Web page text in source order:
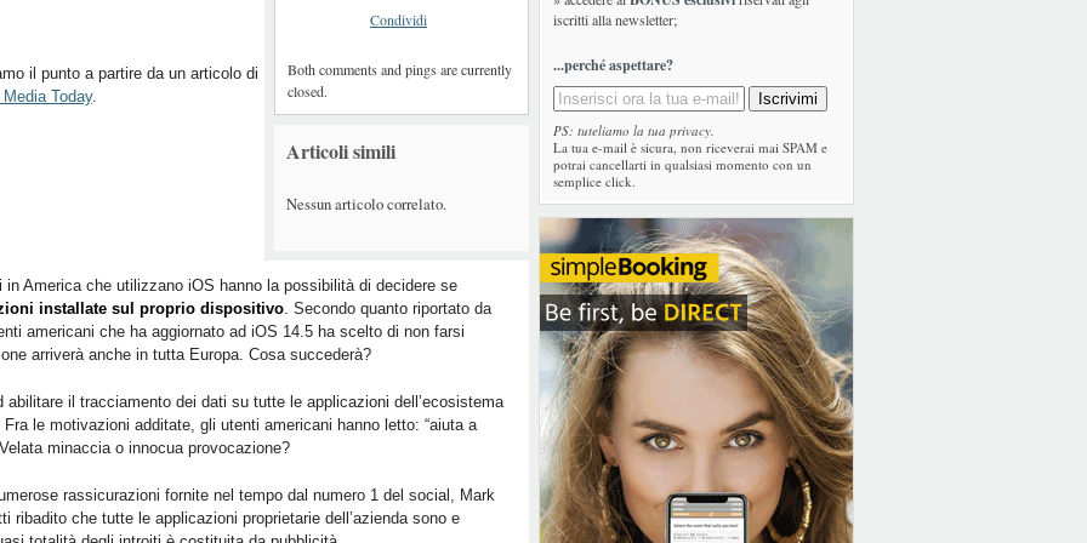
Condividi
Both comments and pings are currently
closed.
Articoli simili
Nessun articolo correlato.
il punto a partire da un articolo di
Today.
America che utilizzano iOS hanno la possibilità di decidere se
installate sul proprio dispositivo. Secondo quanto riportato da
americani che ha aggiornato ad iOS 14.5 ha scelto di non farsi
arriverà anche in tutta Europa. Cosa succederà?
abilitare il tracciamento dei dati su tutte le applicazioni dell’ecosistema
le motivazioni additate, gli utenti americani hanno letto: “aiuta a
minaccia o innocua provocazione?
rassicurazioni fornite nel tempo dal numero 1 del social, Mark
ribadito che tutte le applicazioni proprietarie dell’azienda sono e
iscritti alla newsletter;
...perché aspettare?
PS: tuteliamo la tua privacy.
La tua e-mail è sicura, non riceverai mai SPAM e
potrai cancellarti in qualsiasi momento con un
semplice click.